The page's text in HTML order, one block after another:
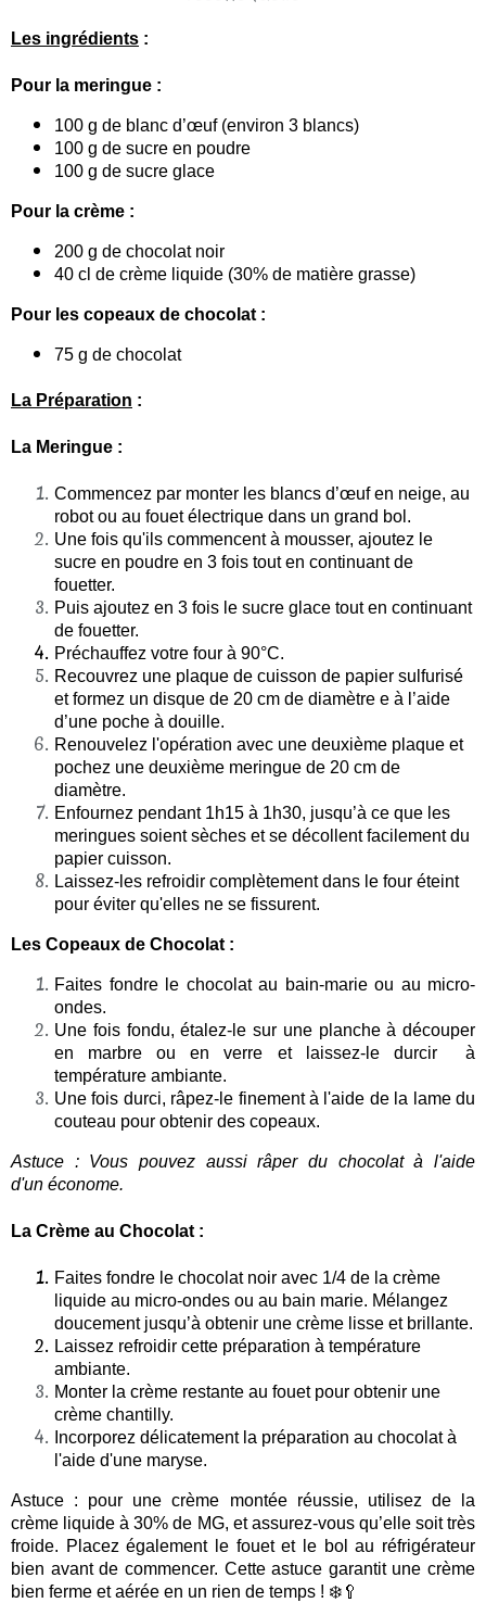
Les ingrédients :
Pour la meringue :
100 g de blanc d’œuf (environ 3 blancs)
100 g de sucre en poudre
100 g de sucre glace
Pour la crème :
200 g de chocolat noir
40 cl de crème liquide (30% de matière grasse)
Pour les copeaux de chocolat :
75 g de chocolat
La Préparation :
La Meringue :
Commencez par monter les blancs d’œuf en neige, au
robot ou au fouet électrique dans un grand bol.
Une fois qu'ils commencent à mousser, ajoutez le
sucre en poudre en 3 fois tout en continuant de
fouetter.
Puis ajoutez en 3 fois le sucre glace tout en continuant
de fouetter.
Préchauffez votre four à 90°C.
Recouvrez une plaque de cuisson de papier sulfurisé
et formez un disque de 20 cm de diamètre e à l’aide
d’une poche à douille.
Renouvelez l'opération avec une deuxième plaque et
pochez une deuxième meringue de 20 cm de
diamètre.
Enfournez pendant 1h15 à 1h30, jusqu’à ce que les
meringues soient sèches et se décollent facilement du
papier cuisson.
Laissez-les refroidir complètement dans le four éteint
pour éviter qu'elles ne se fissurent.
Les Copeaux de Chocolat :
Faites fondre le chocolat au bain-marie ou au micro-
ondes.
Une fois fondu, étalez-le sur une planche à découper
en marbre ou en verre et laissez-le durcir à
température ambiante.
Une fois durci, râpez-le finement à l'aide de la lame du
couteau pour obtenir des copeaux.
Astuce : ​​​​​​​​​​​​​​Vous pouvez aussi râper du chocolat à l'aide
d'un économe.
La Crème au Chocolat :
Faites fondre le chocolat noir avec 1/4 de la crème
liquide au micro-ondes ou au bain marie. Mélangez
doucement jusqu’à obtenir une crème lisse et brillante.
Laissez refroidir cette préparation à température
ambiante.
​​​​​​​Monter la crème restante au fouet pour obtenir une
crème chantilly.
​​​​​​​Incorporez délicatement la préparation au chocolat à
l'aide d'une maryse.
​​​​​​​Astuce : pour une crème montée réussie, utilisez de la
crème liquide à 30% de MG, et assurez-vous qu’elle soit très
froide. Placez également le fouet et le bol au réfrigérateur
bien avant de commencer. Cette astuce garantit une crème
bien ferme et aérée en un rien de temps ! ❄️🥄